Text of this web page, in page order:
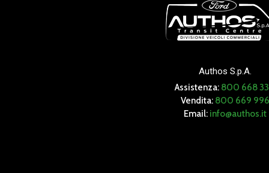
Authos S.p.A.
Assistenza: 800 668
Vendita: 800 669
Email: info@authos.it